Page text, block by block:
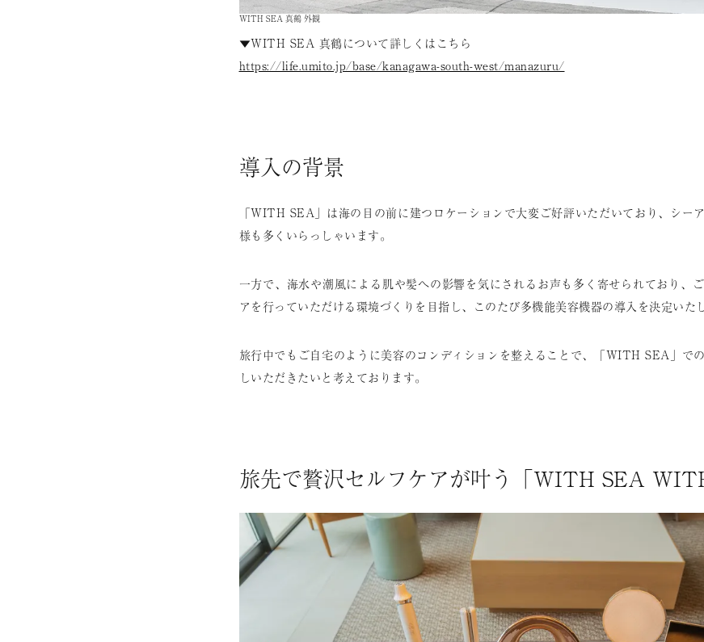
WITH SEA 真鶴 外観
▼WITH SEA 真鶴について詳しくはこちら
https://life.umito.jp/base/kanagawa-south-west/manazuru/
導入の背景
「WITH SEA」は海の目の前に建つロケーションで大変ご好評いただいており、シー
様も多くいらっしゃいます。
一方で、海水や潮風による肌や髪への影響を気にされるお声も多く寄せられており、
アを行っていただける環境づくりを目指し、このたび多機能美容機器の導入を決定いた
旅行中でもご自宅のように美容のコンディションを整えることで、「WITH SEA」で
しいただきたいと考えております。
旅先で贅沢セルフケアが叶う「WITH SEA